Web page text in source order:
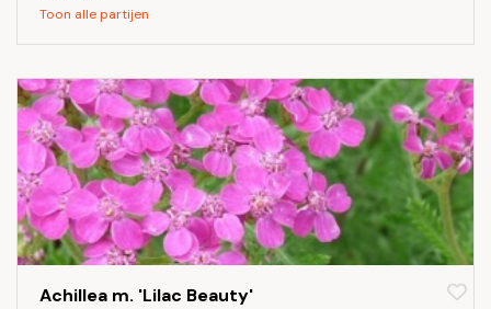
Toon alle partijen
Achillea m. 'Lilac Beauty'